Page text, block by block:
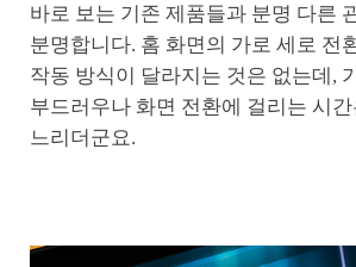
바로 보는 기존 제품들과 분명 다른
분명합니다. 홈 화면의 가로 세로 전
작동 방식이 달라지는 것은 없는데,
부드러우나 화면 전환에 걸리는 시
느리더군요.